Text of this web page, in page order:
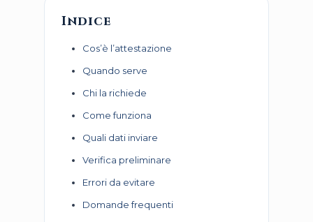
Indice
Cos’è l’attestazione
Quando serve
Chi la richiede
Come funziona
Quali dati inviare
Verifica preliminare
Errori da evitare
Domande frequenti